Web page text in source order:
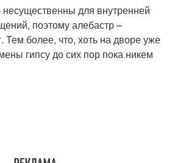
для внутренней
поэтому алебастр –
Тем более, что, хоть на дворе уже
гипсу до сих пор пока никем